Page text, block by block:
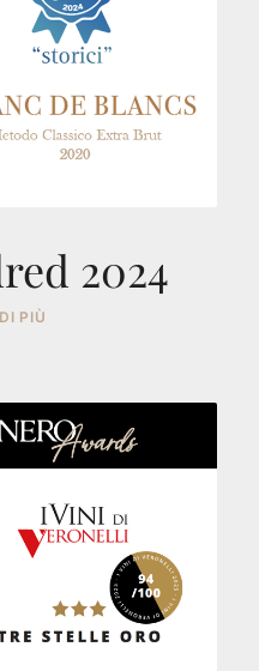
2024
PIÙ